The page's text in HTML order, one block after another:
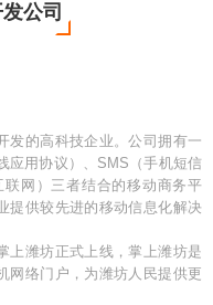
公司
发的高科技企业。公司拥有一
应用协议）、SMS（手机短信
网）三者结合的移动商务平
提供较先进的移动信息化解决
上潍坊正式上线，掌上潍坊是
网络门户，为潍坊人民提供更